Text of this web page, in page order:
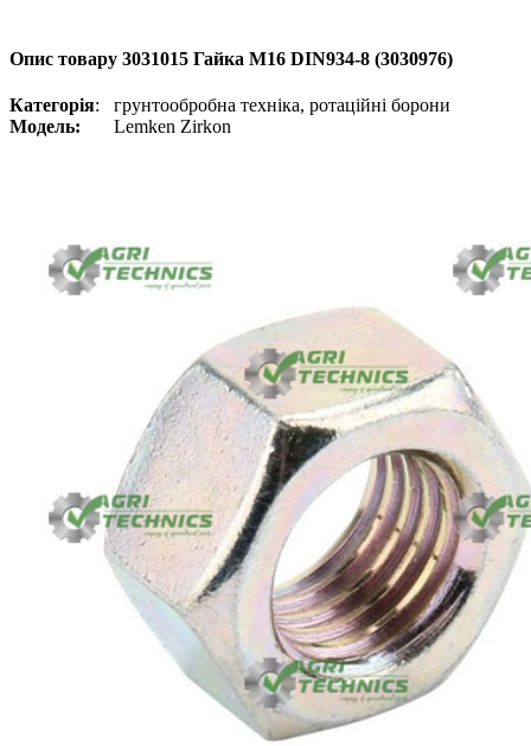
Опис товару 3031015 Гайка M16 DIN934-8 (3030976)
Категорія: грунтообробна техніка, ротаційні борони
Модель:
Lemken Zirkon